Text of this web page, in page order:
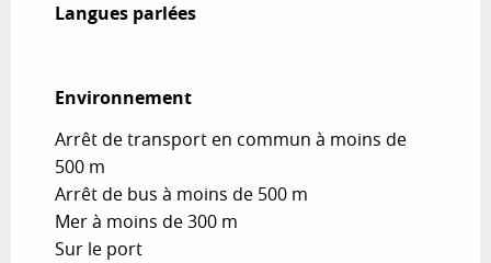
Langues parlées
Langues parlées
Environnement
Environnement
Arrêt de transport en commun à moins de
500 m
Arrêt de bus à moins de 500 m
Mer à moins de 300 m
Sur le port